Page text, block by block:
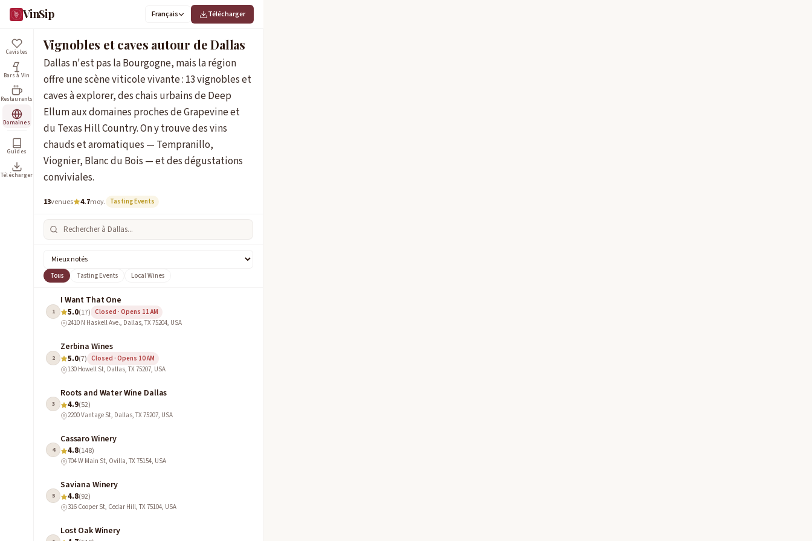
VinSip Français Télécharger
Cavistes
Bars à Vin
Restaurants
Domaines
Guides
Télécharger
Vignobles et caves autour de Dallas
Dallas n'est pas la Bourgogne, mais la région
offre une scène viticole vivante : 13 vignobles et
caves à explorer, des chais urbains de Deep
Ellum aux domaines proches de Grapevine et
du Texas Hill Country. On y trouve des vins
chauds et aromatiques — Tempranillo,
Viognier, Blanc du Bois — et des dégustations
conviviales.
13venues 4.7moy. Tasting Events
Tous Tasting Events Local Wines
1
I Want That One
5.0(17) Closed · Opens 11 AM
2410 N Haskell Ave., Dallas, TX 75204, USA
2
Zerbina Wines
5.0(7) Closed · Opens 10 AM
130 Howell St, Dallas, TX 75207, USA
3
Roots and Water Wine Dallas
4.9(52)
2200 Vantage St, Dallas, TX 75207, USA
4
Cassaro Winery
4.8(148)
704 W Main St, Ovilla, TX 75154, USA
5
Saviana Winery
4.8(92)
316 Cooper St, Cedar Hill, TX 75104, USA
Lost Oak Winery